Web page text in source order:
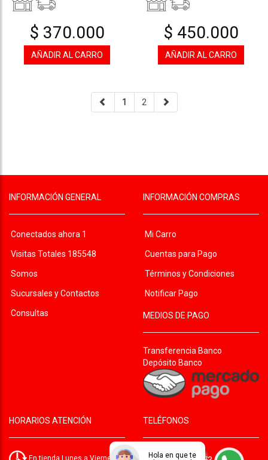
$ 370.000
AÑADIR AL CARRO
$ 450.000
AÑADIR AL CARRO
1 2
INFORMACIÓN GENERAL
Conectados ahora 1
Visitas Totales 185548
Somos
Sucursales y Contactos
Consultas
INFORMACIÓN COMPRAS
Mi Carro
Cuentas para Pago
Términos y Condiciones
Notificar Pago
MEDIOS DE PAGO
Transferencia Banco
Depósito Banco
HORARIOS ATENCIÓN TELÉFONOS
Hola en que te